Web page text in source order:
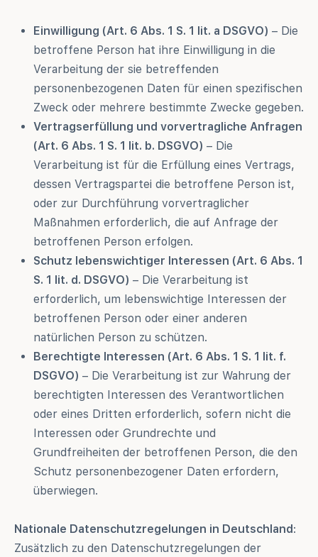
Einwilligung (Art. 6 Abs. 1 S. 1 lit. a DSGVO) – Die
betroffene Person hat ihre Einwilligung in die
Verarbeitung der sie betreffenden
personenbezogenen Daten für einen spezifischen
Zweck oder mehrere bestimmte Zwecke gegeben.
Vertragserfüllung und vorvertragliche Anfragen
(Art. 6 Abs. 1 S. 1 lit. b. DSGVO) – Die
Verarbeitung ist für die Erfüllung eines Vertrags,
dessen Vertragspartei die betroffene Person ist,
oder zur Durchführung vorvertraglicher
Maßnahmen erforderlich, die auf Anfrage der
betroffenen Person erfolgen.
Schutz lebenswichtiger Interessen (Art. 6 Abs. 1
S. 1 lit. d. DSGVO) – Die Verarbeitung ist
erforderlich, um lebenswichtige Interessen der
betroffenen Person oder einer anderen
natürlichen Person zu schützen.
Berechtigte Interessen (Art. 6 Abs. 1 S. 1 lit. f.
DSGVO) – Die Verarbeitung ist zur Wahrung der
berechtigten Interessen des Verantwortlichen
oder eines Dritten erforderlich, sofern nicht die
Interessen oder Grundrechte und
Grundfreiheiten der betroffenen Person, die den
Schutz personenbezogener Daten erfordern,
überwiegen.
Nationale Datenschutzregelungen in Deutschland:
Zusätzlich zu den Datenschutzregelungen der